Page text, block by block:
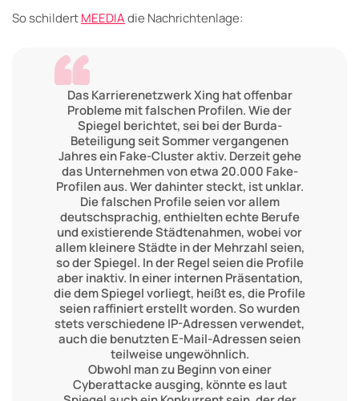
So schildertMEEDIAdie Nachrichtenlage:
Das Karrierenetzwerk Xing hat offenbar
Probleme mit falschen Profilen. Wie der
Spiegel berichtet, sei bei der Burda-
Beteiligung seit Sommer vergangenen
Jahres ein Fake-Cluster aktiv. Derzeit gehe
das Unternehmen von etwa 20.000 Fake-
Profilen aus. Wer dahinter steckt, ist unklar.
Die falschen Profile seien vor allem
deutschsprachig, enthielten echte Berufe
und existierende Städtenahmen, wobei vor
allem kleinere Städte in der Mehrzahl seien,
so der Spiegel. In der Regel seien die Profile
aber inaktiv. In einer internen Präsentation,
die dem Spiegel vorliegt, heißt es, die Profile
seien raffiniert erstellt worden. So wurden
stets verschiedene IP-Adressen verwendet,
auch die benutzten E-Mail-Adressen seien
teilweise ungewöhnlich.
Obwohl man zu Beginn von einer
Cyberattacke ausging, könnte es laut